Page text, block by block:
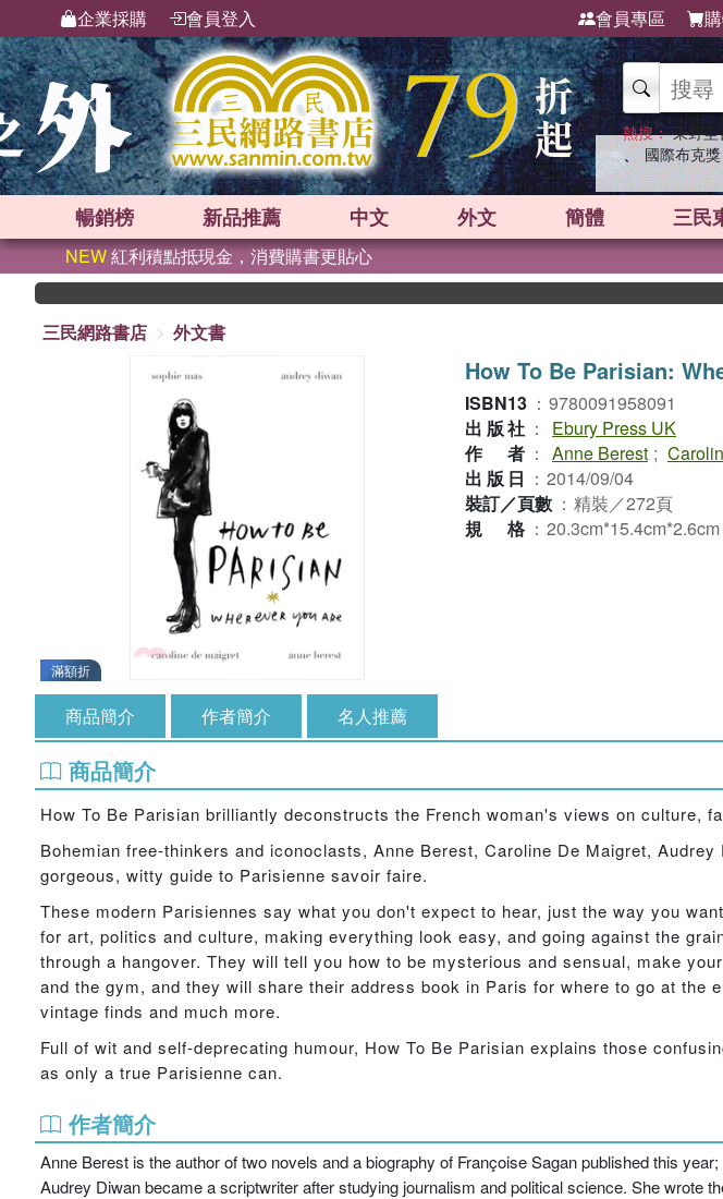
企業採購 會員登入 會員專區
熱搜： 東野圭
、 國際布克
暢銷榜 新品推薦 中文 外文 簡體 三民
NEW紅利積點抵現金，消費購書更貼心
三民網路書店
外文書
滿額折
How To Be Parisian:
ISBN13 ： 9780091958091
出版社 ：
Ebury Press UK
作者 ： Anne Berest ;
出版日 ： 2014/09/04
裝訂／頁數 ： 精裝／272頁
規格 ：
商品簡介 作者簡介 名人推薦
商品簡介
How To Be Parisian brilliantly deconstructs the French woman's views on culture,
Bohemian free-thinkers and iconoclasts, Anne Berest, Caroline De Maigret,
gorgeous, witty guide to Parisienne savoir faire.
These modern Parisiennes say what you don't expect to hear, just the way you
for art, politics and culture, making everything look easy, and going against the
through a hangover. They will tell you how to be mysterious and sensual, make
and the gym, and they will share their address book in Paris for where to go at the
vintage finds and much more.
Full of wit and self-deprecating humour, How To Be Parisian explains those
as only a true Parisienne can.
作者簡介
Anne Berest is the author of two novels and a biography of Françoise Sagan published this
Audrey Diwan became a scriptwriter after studying journalism and political science. She wrote